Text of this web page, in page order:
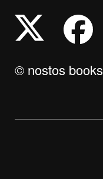
© nostos books